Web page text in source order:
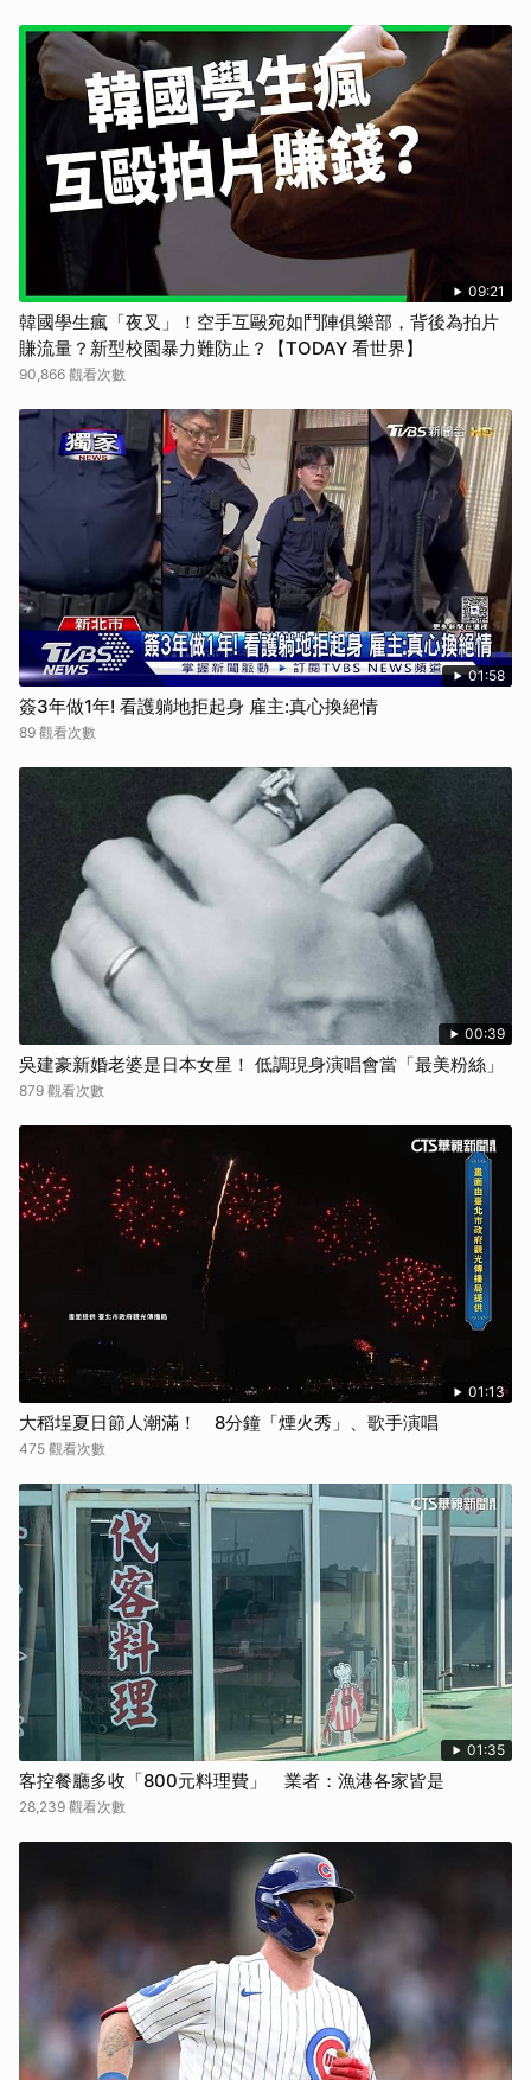
09:21
韓國學生瘋「夜叉」！空手互毆宛如鬥陣俱樂部，背後為拍片
賺流量？新型校園暴力難防止？【TODAY 看世界】
90,866 觀看次數
01:58
簽3年做1年! 看護躺地拒起身 雇主:真心換絕情
89 觀看次數
00:39
吳建豪新婚老婆是日本女星！ 低調現身演唱會當「最美粉絲」
879 觀看次數
01:13
大稻埕夏日節人潮滿！ 8分鐘「煙火秀」、歌手演唱
475 觀看次數
01:35
客控餐廳多收「800元料理費」 業者：漁港各家皆是
28,239 觀看次數